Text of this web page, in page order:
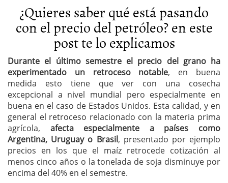
¿Quieres saber qué está pasando
con el precio del petróleo? en este
post te lo explicamos
Durante el último semestre el precio del grano ha
experimentado un retroceso notable, en buena
medida esto tiene que ver con una cosecha
excepcional a nivel mundial pero especialmente en
buena en el caso de Estados Unidos. Esta calidad, y en
general el retroceso relacionado con la materia prima
agrícola, afecta especialmente a países como
Argentina, Uruguay o Brasil, presentado por ejemplo
precios en los que el maíz retrocede cotización al
menos cinco años o la tonelada de soja disminuye por
encima del 40% en el semestre.